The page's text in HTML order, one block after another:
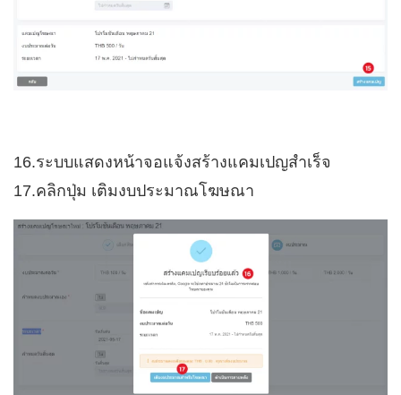
16.ระบบแสดงหน้าจอแจ้งสร้างแคมเปญสำเร็จ
17.คลิกปุ่ม เติมงบประมาณโฆษณา